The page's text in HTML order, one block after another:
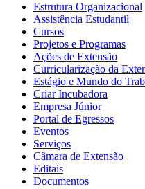
Estrutura Organizacional
Assistência Estudantil
Cursos
Projetos e Programas
Ações de Extensão
Curricularização da
Estágio e Mundo do
Criar Incubadora
Empresa Júnior
Portal de Egressos
Eventos
Serviços
Câmara de Extensão
Editais
Documentos